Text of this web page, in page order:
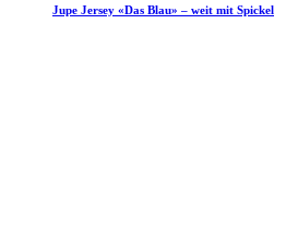
Jupe Jersey «Das Blau» – weit mit Spickel